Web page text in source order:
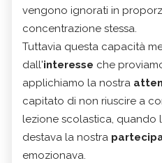
vengono ignorati in
concentrazione stessa.
Tuttavia questa capacità
dall'interesse che
applichiamo la nostra
capitato di non riuscire a
lezione scolastica,
destava la nostra
emozionava.